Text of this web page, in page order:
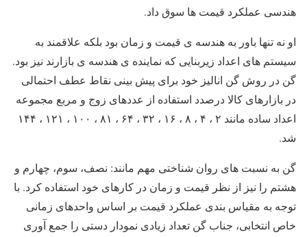
هندسی عملکرد قیمت ها سوق داد.
او نه تنها باور به هندسه ی قیمت و زمان بود بلکه علاقمند به
سیستم های اعداد زیربنایی که نماینده ی هندسه ی بازارند نیز بود.
گن در روش گن انالیز خود برای پیش بینی نقاط عطف احتمالی
در بازارهای کالا درصدد استفاده از عددهای زوج و مربع مجموعه
اعداد ساده مانند ۲ ، ۴ ، ۸ ، ۱۶ ، ۳۲ ، ۶۴ ، ۸۱ ، ۱۰۰ ، ۱۲۱ ، ۱۴۴
شد.
گن به نسبت های روان شناختی مهم مانند: نصف، سوم، چهارم و
هشتم را نیز از نظر قیمت و زمان در کارهای خود استفاده کرد. با
توجه به مقیاس بندی عملکرد قیمت بر اساس واحدهای زمانی
خاص انتخابی، جناب گن تعداد زیادی نمودار دستی را جمع آوری